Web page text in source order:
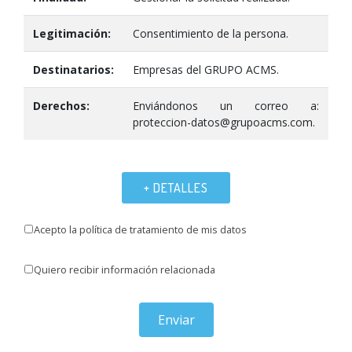
Legitimación: Consentimiento de la persona.
Destinatarios: Empresas del GRUPO ACMS.
Derechos:
Enviándonos un correo a:
proteccion-datos@grupoacms.com.
+ DETALLES
Acepto la política de tratamiento de mis datos
Quiero recibir información relacionada
Enviar